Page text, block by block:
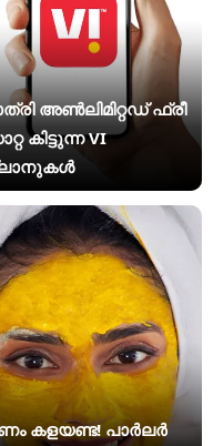
അ‌ൺലിമിറ്റഡ് ഫ്രീ
കിട്ടുന്ന VI
കളയണ്ട! പാർലർ